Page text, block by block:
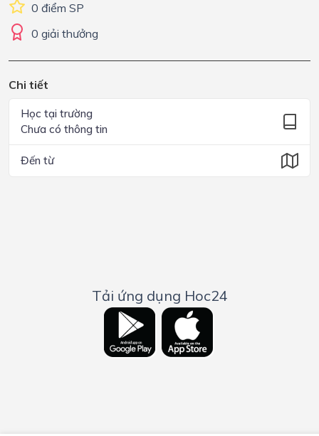
0 điểm SP
0 giải thưởng
Chi tiết
Học tại trường
Chưa có thông tin
Đến từ
Tải ứng dụng Hoc24